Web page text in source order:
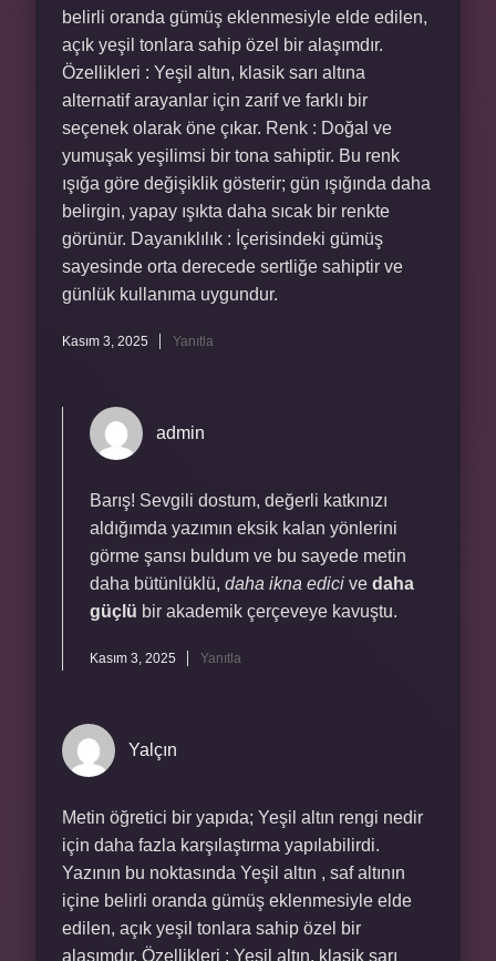
belirli oranda gümüş eklenmesiyle elde edilen,
açık yeşil tonlara sahip özel bir alaşımdır.
Özellikleri : Yeşil altın, klasik sarı altına
alternatif arayanlar için zarif ve farklı bir
seçenek olarak öne çıkar. Renk : Doğal ve
yumuşak yeşilimsi bir tona sahiptir. Bu renk
ışığa göre değişiklik gösterir; gün ışığında daha
belirgin, yapay ışıkta daha sıcak bir renkte
görünür. Dayanıklılık : İçerisindeki gümüş
sayesinde orta derecede sertliğe sahiptir ve
günlük kullanıma uygundur.
Kasım 3, 2025 Yanıtla
admin
Barış! Sevgili dostum, değerli katkınızı
aldığımda yazımın eksik kalan yönlerini
görme şansı buldum ve bu sayede metin
daha bütünlüklü, daha ikna edici ve daha
güçlü bir akademik çerçeveye kavuştu.
Kasım 3, 2025 Yanıtla
Yalçın
Metin öğretici bir yapıda; Yeşil altın rengi nedir
için daha fazla karşılaştırma yapılabilirdi.
Yazının bu noktasında Yeşil altın , saf altının
içine belirli oranda gümüş eklenmesiyle elde
edilen, açık yeşil tonlara sahip özel bir
alaşımdır. Özellikleri : Yeşil altın, klasik sarı